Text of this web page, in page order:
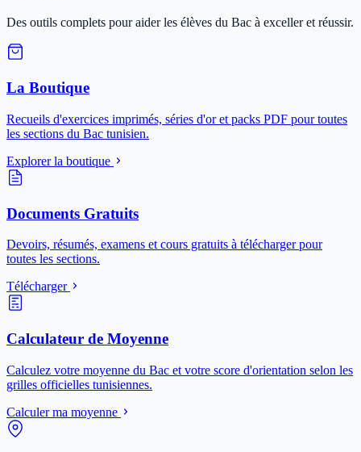
Des outils complets pour aider les élèves du Bac à exceller et réussir.
La Boutique
Recueils d'exercices imprimés, séries d'or et packs PDF pour toutes
les sections du Bac tunisien.
Explorer la boutique
Documents Gratuits
Devoirs, résumés, examens et cours gratuits à télécharger pour
toutes les sections.
Télécharger
Calculateur de Moyenne
Calculez votre moyenne du Bac et votre score d'orientation selon les
grilles officielles tunisiennes.
Calculer ma moyenne